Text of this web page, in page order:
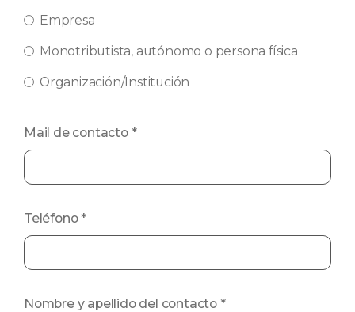
Empresa
Monotributista, autónomo o persona física
Organización/Institución
Mail de contacto *
Teléfono *
Nombre y apellido del contacto *